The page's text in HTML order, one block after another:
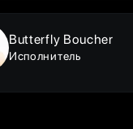
Butterfly Boucher
Исполнитель